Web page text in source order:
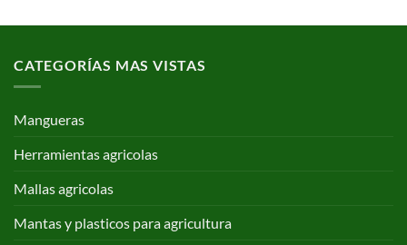
CATEGORÍAS MAS VISTAS
Mangueras
Herramientas agricolas
Mallas agricolas
Mantas y plasticos para agricultura